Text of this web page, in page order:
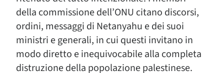
della commissione dell’ONU citano discorsi,
ordini, messaggi di Netanyahu e dei suoi
ministri e generali, in cui questi invitano in
modo diretto e inequivocabile alla completa
distruzione della popolazione palestinese.